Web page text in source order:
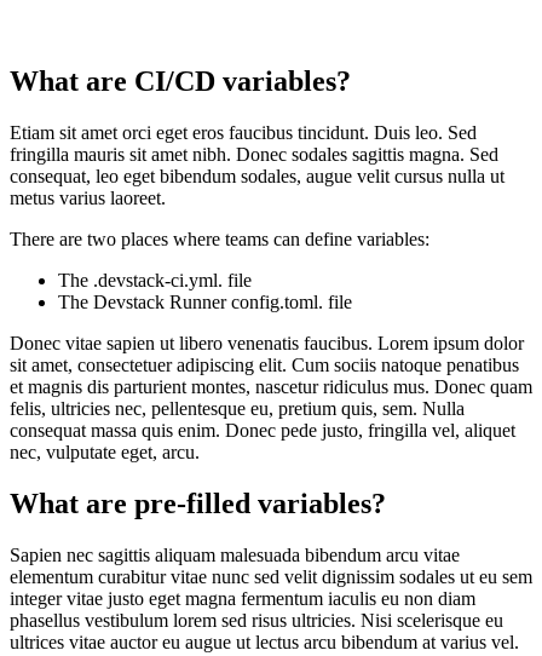
What are CI/CD variables?
Etiam sit amet orci eget eros faucibus tincidunt. Duis leo. Sed
fringilla mauris sit amet nibh. Donec sodales sagittis magna. Sed
consequat, leo eget bibendum sodales, augue velit cursus nulla ut
metus varius laoreet.
There are two places where teams can define variables:
The .devstack-ci.yml. file
The Devstack Runner config.toml. file
Donec vitae sapien ut libero venenatis faucibus. Lorem ipsum dolor
sit amet, consectetuer adipiscing elit. Cum sociis natoque penatibus
et magnis dis parturient montes, nascetur ridiculus mus. Donec quam
felis, ultricies nec, pellentesque eu, pretium quis, sem. Nulla
consequat massa quis enim. Donec pede justo, fringilla vel, aliquet
nec, vulputate eget, arcu.
What are pre-filled variables?
Sapien nec sagittis aliquam malesuada bibendum arcu vitae
elementum curabitur vitae nunc sed velit dignissim sodales ut eu sem
integer vitae justo eget magna fermentum iaculis eu non diam
phasellus vestibulum lorem sed risus ultricies. Nisi scelerisque eu
ultrices vitae auctor eu augue ut lectus arcu bibendum at varius vel.